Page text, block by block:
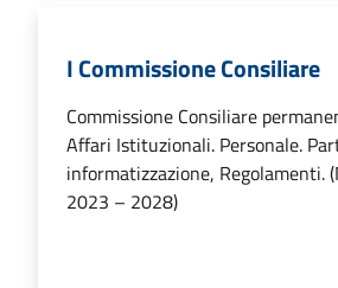
I Commissione Consiliare
Commissione Consiliare
Affari Istituzionali. Personale.
informatizzazione, Regolamenti.
2023 – 2028)